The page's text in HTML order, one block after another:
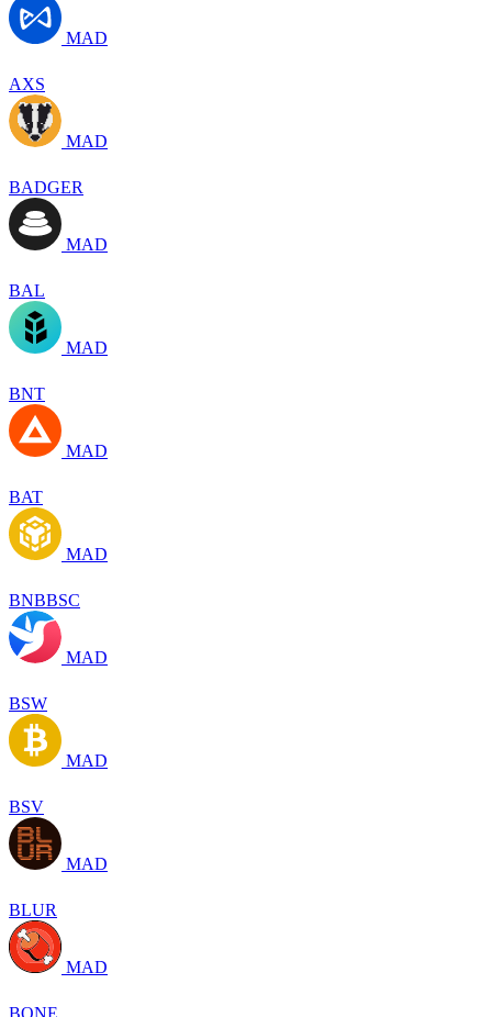
MAD
AXS
MAD
BADGER
MAD
BAL
MAD
BNT
MAD
BAT
MAD
BNBBSC
MAD
BSW
MAD
BSV
MAD
BLUR
MAD
BONE